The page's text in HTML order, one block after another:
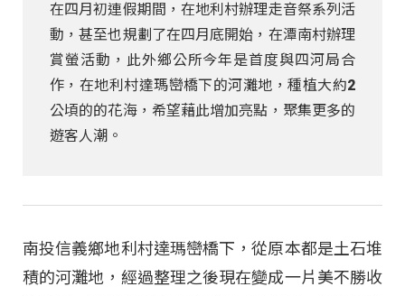
在四月初連假期間，在地利村辦理走音祭系列活
動，甚至也規劃了在四月底開始，在潭南村辦理
賞螢活動，此外鄉公所今年是首度與四河局合
作，在地利村達瑪巒橋下的河灘地，種植大約2
公頃的的花海，希望藉此增加亮點，聚集更多的
遊客人潮。
南投信義鄉地利村達瑪巒橋下，從原本都是土石堆
積的河灘地，經過整理之後現在變成一片美不勝收